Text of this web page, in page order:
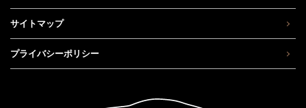
サイトマップ
プライバシーポリシー